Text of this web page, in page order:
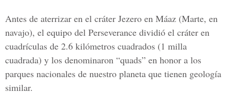
Antes de aterrizar en el cráter Jezero en Máaz (Marte, en
navajo), el equipo del Perseverance dividió el cráter en
cuadrículas de 2.6 kilómetros cuadrados (1 milla
cuadrada) y los denominaron “quads” en honor a los
parques nacionales de nuestro planeta que tienen geología
similar.